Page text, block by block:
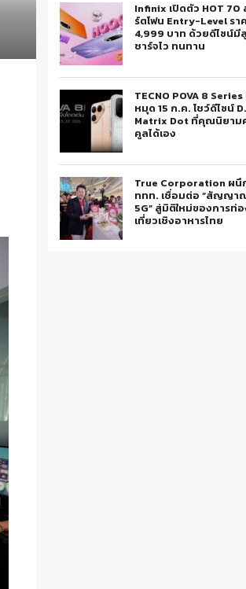
Infinix เปิดตัว HOT 70
ร์ตโฟน Entry-Level รา
4,999 บาท ด้วยดีไซน์มี
ชาร์จไว ทนทาน
TECNO POVA 8
หมุด 15 ก.ค. โชว์ดีไซน์
Matrix Dot ที่คุณนิยาม
คูลได้เอง
True Corporation ผนึ
ททท. เชื่อมต่อ “สัญญา
5G” สู่มิติใหม่ของการท่
เที่ยวเชิงอาหารไทย